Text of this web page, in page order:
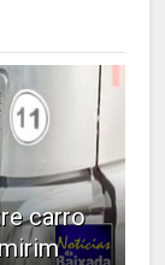
carro